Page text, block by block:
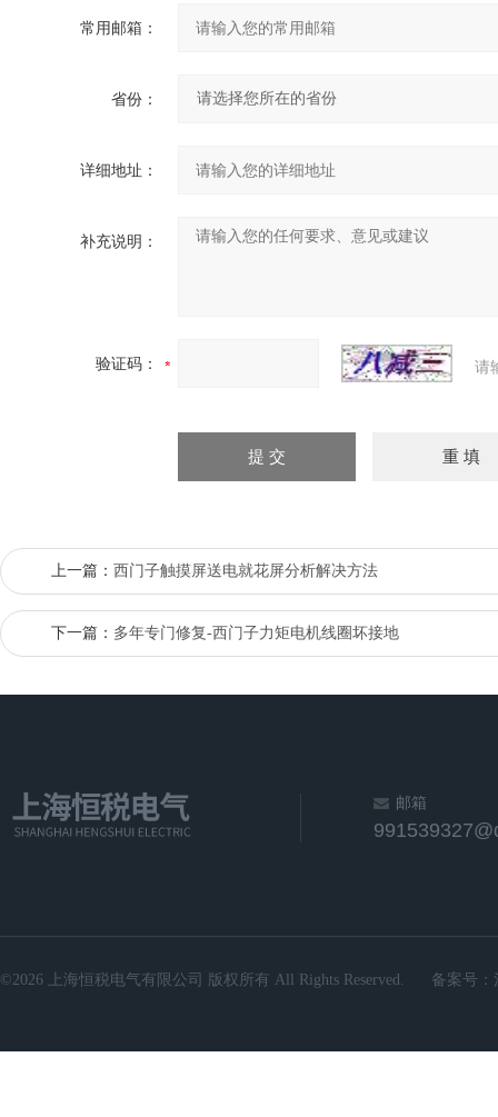
常用邮箱：
省份：
详细地址：
补充说明：
验证码： 请
上一篇： 西门子触摸屏送电就花屏分析解决方法
下一篇： 多年专门修复-西门子力矩电机线圈坏接地
邮箱
©2026 上海恒税电气有限公司 版权所有 All Rights Reserved. 备案号：